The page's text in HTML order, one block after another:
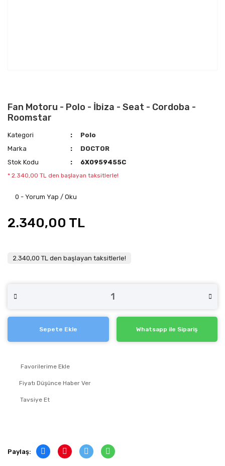
Fan Motoru - Polo - İbiza - Seat - Cordoba -
Roomstar
Kategori
Polo
Marka
DOCTOR
Stok Kodu
6X0959455C
* 2.340,00 TL den başlayan taksitlerle!
0 - Yorum Yap / Oku
2.340,00 TL
2.340,00 TL den başlayan taksitlerle!
Sepete Ekle Whatsapp ile Sipariş
Fiyatı Düşünce Haber Ver
Tavsiye Et
Paylaş: